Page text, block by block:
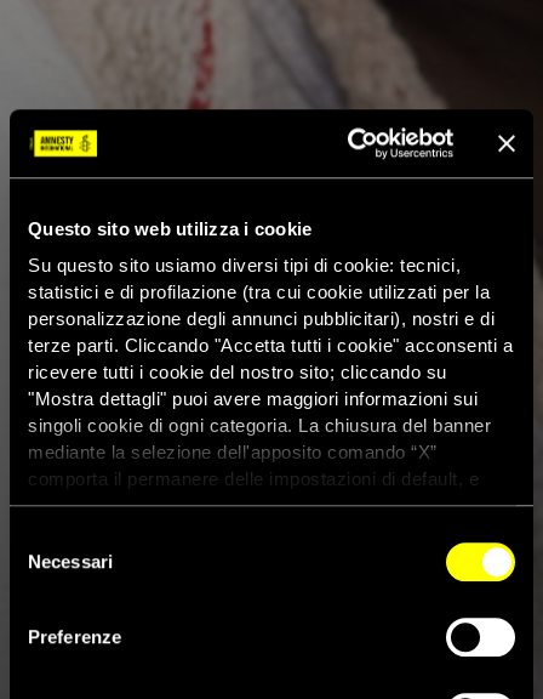
Questo sito web utilizza i cookie
Su questo sito usiamo diversi tipi di cookie: tecnici,
statistici e di profilazione (tra cui cookie utilizzati per la
personalizzazione degli annunci pubblicitari), nostri e di
terze parti. Cliccando "Accetta tutti i cookie" acconsenti a
ricevere tutti i cookie del nostro sito; cliccando su
"Mostra dettagli" puoi avere maggiori informazioni sui
singoli cookie di ogni categoria. La chiusura del banner
mediante la selezione dell'apposito comando “X”
comporta il permanere delle impostazioni di default, e
dunque la continuazione della navigazione con i cookie
dei cookie attivi sul sito clicca
delNecessari
Preferenze
Memorandum Italia–Libia: 40
organizzazioni in piazza contro